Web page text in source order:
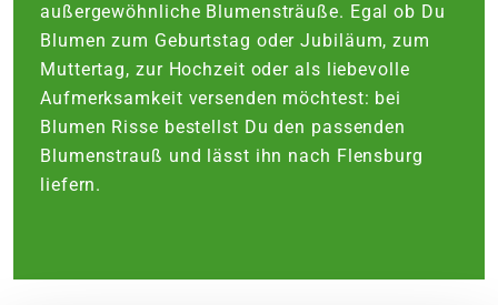
außergewöhnliche Blumensträuße. Egal ob Du
Blumen zum Geburtstag oder Jubiläum, zum
Muttertag, zur Hochzeit oder als liebevolle
Aufmerksamkeit versenden möchtest: bei
Blumen Risse bestellst Du den passenden
Blumenstrauß und lässt ihn nach Flensburg
liefern.